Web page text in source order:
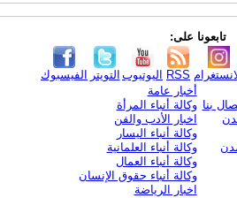
تابعونا على:
الفيسبوك التويتر اليوتيوب RSS
بنا
أخبار عامة
وكالة أنباء المرأة
اخبار الأدب والفن
وكالة أنباء اليسار
وكالة أنباء العلمانية
وكالة أنباء العمال
وكالة أنباء حقوق الإنسان
اخبار الرياضة